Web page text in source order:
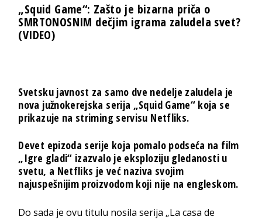
„Squid Game“: Zašto je bizarna priča o
SMRTONOSNIM dečjim igrama zaludela svet?
(VIDEO)
Svetsku javnost za samo dve nedelje zaludela je
nova južnokerejska serija „Squid Game“ koja se
prikazuje na striming servisu Netfliks.
Devet epizoda serije koja pomalo podseća na film
„Igre gladi“ izazvalo je eksploziju gledanosti u
svetu, a Netfliks je već naziva svojim
najuspešnijim proizvodom koji nije na engleskom.
Do sada je ovu titulu nosila serija „La casa de